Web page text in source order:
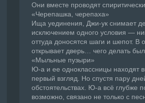
Они вместе проводят
«Черепашка, черепаха»
Ища уединения, Джи-ук снимает
исключением одного условия —
оттуда доносятся шаги и шепот. В
открывает дверь… чего делать
«Мыльные пузыри»
Ю-а и ее одноклассницы находят
первый взгляд. Но спустя пару
обстоятельствах. Ю-а всё глубже
возможно, связано не только с